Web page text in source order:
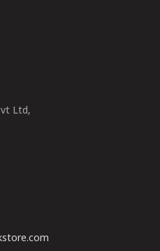
Ltd,